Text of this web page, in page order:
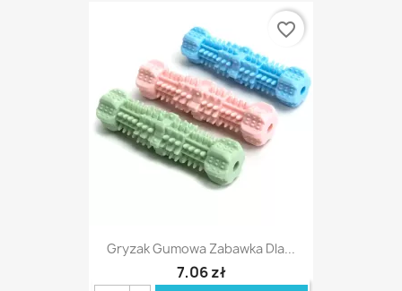
Gryzak Gumowa Zabawka Dla...
7,06 zł
favorite_border